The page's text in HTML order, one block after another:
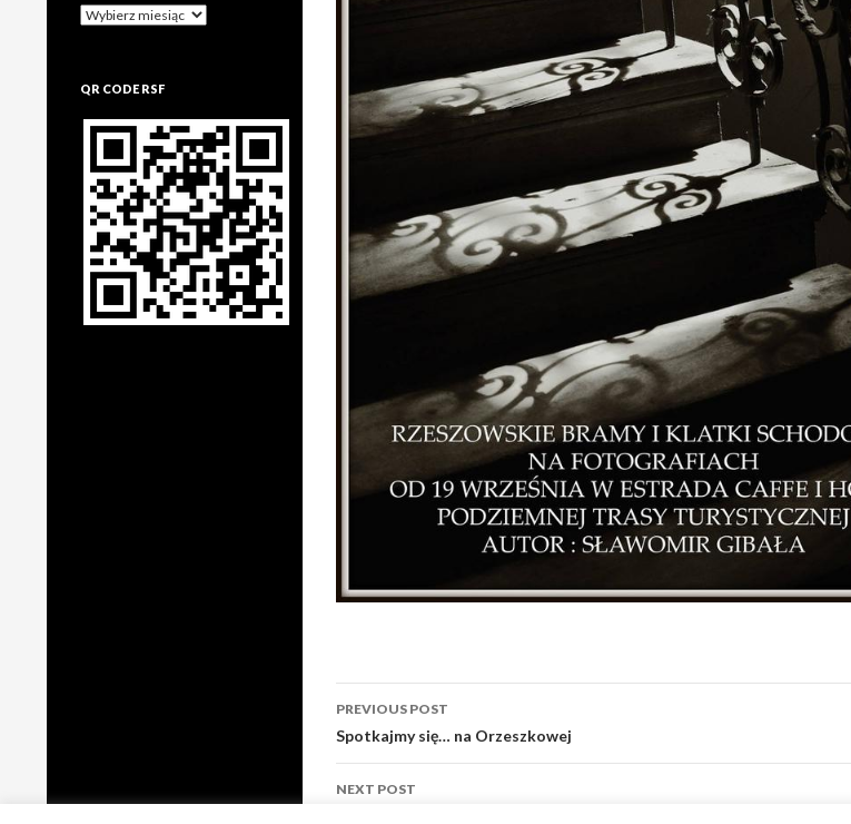
Post
navigation
PREVIOUS POST
Spotkajmy się… na Orzeszkowej
NEXT POST
Archiwum
QR CODE RSF